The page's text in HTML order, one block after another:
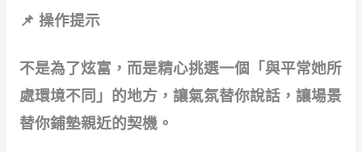
📌 操作提示
不是為了炫富，而是精心挑選一個「與平常她所
處環境不同」的地方，讓氣氛替你說話，讓場景
替你鋪墊親近的契機。